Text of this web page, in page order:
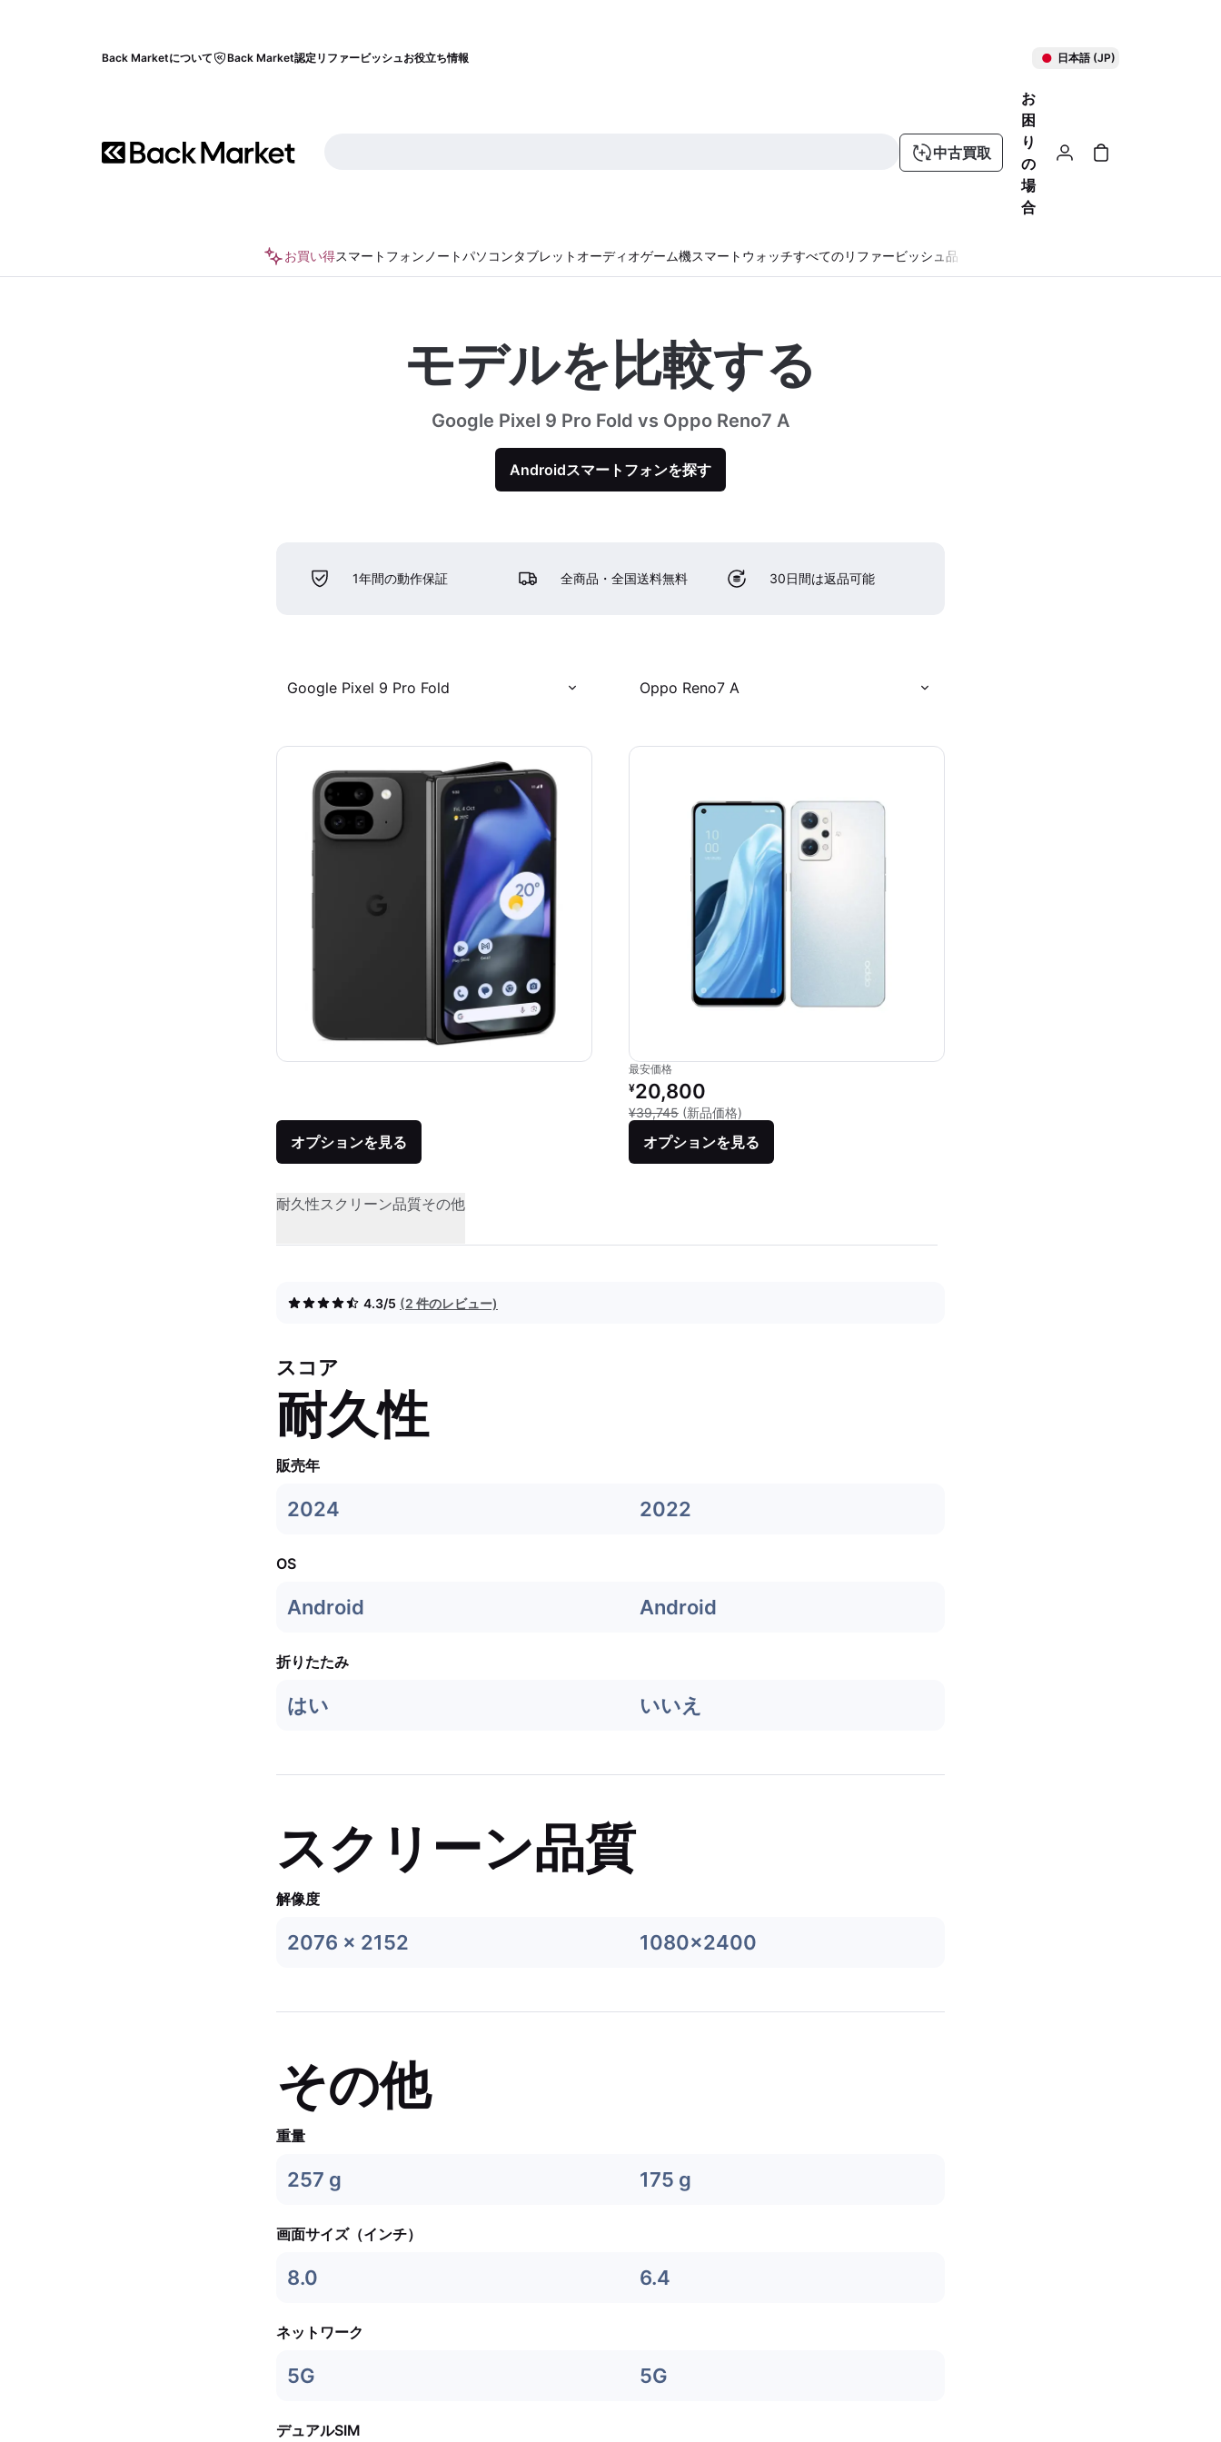
Back Marketについて Back Market認定リファービッシュお役立ち情報 日本語 (JP)
中古買取
お
困
り
の
場
合
お買い得スマートフォン ノートパソコンタブレット オーディオゲーム機スマートウォッチすべてのリファービッシュ品
モデルを比較する
Google Pixel 9 Pro Fold vs Oppo Reno7 A
Androidスマートフォンを探す
1年間の動作保証 全商品・全国送料無料 30日間は返品可能
Google Pixel 9 Pro Fold Oppo Reno7 A
オプションを見る
最安価格
リファービッシュ品の価格：
¥20,800
¥39,745 (新品価格)
オプションを見る
耐久性スクリーン品質その他
4.3/5 (2 件のレビュー)
スコア
耐久性
販売年
2024 2022
OS
Android Android
折りたたみ
はい いいえ
スクリーン品質
解像度
2076 x 2152 1080x2400
その他
重量
257 g 175 g
画面サイズ（インチ）
8.0 6.4
ネットワーク
5G 5G
デュアルSIM